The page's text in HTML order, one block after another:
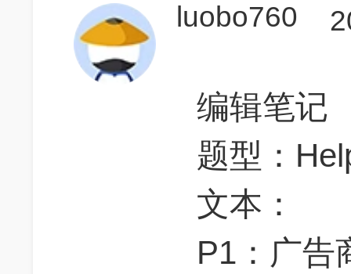
luobo760
编辑笔记
题型：
文本：
P1：广告